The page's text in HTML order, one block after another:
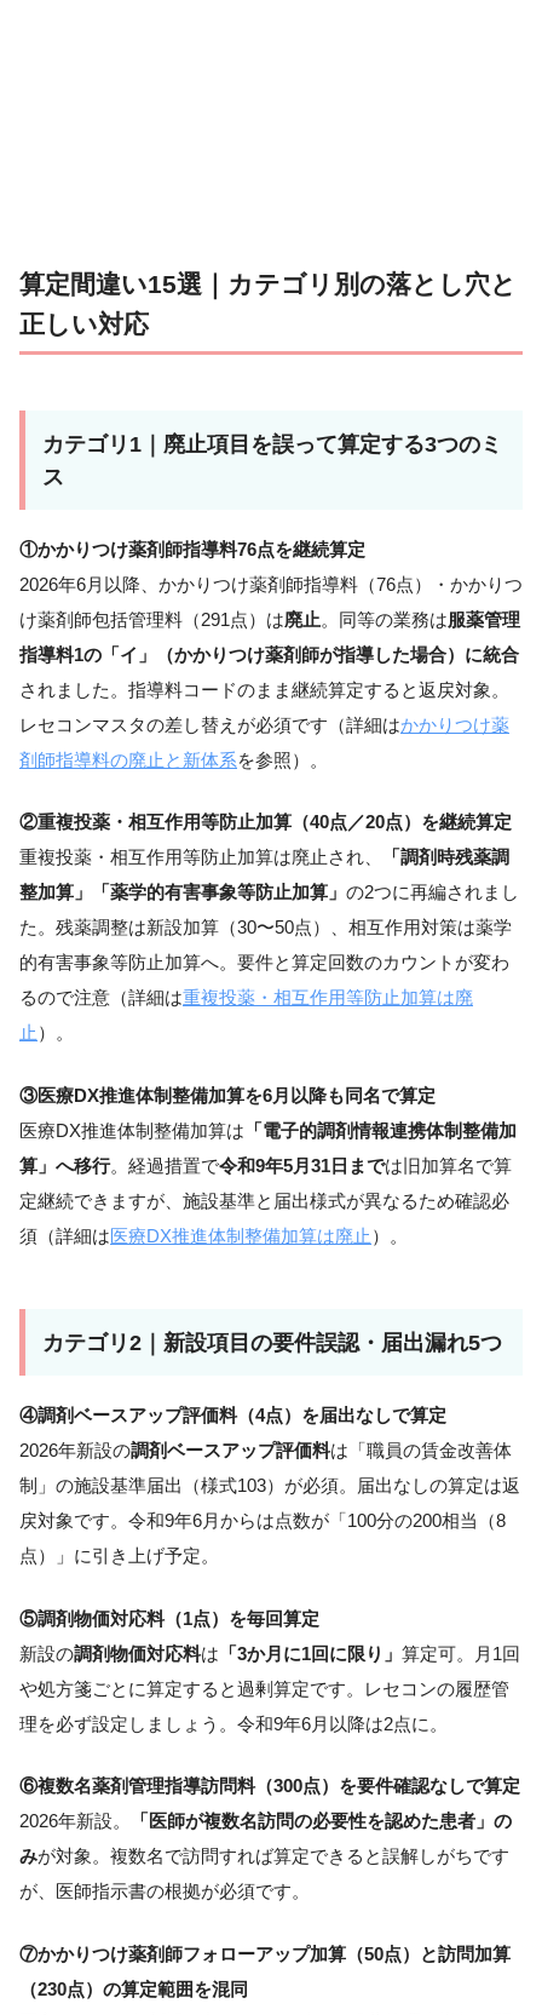
算定間違い15選｜カテゴリ別の落とし穴と
正しい対応
カテゴリ1｜廃止項目を誤って算定する3つのミ
ス
①かかりつけ薬剤師指導料76点を継続算定
2026年6月以降、かかりつけ薬剤師指導料（76点）・かかりつ
け薬剤師包括管理料（291点）は廃止。同等の業務は服薬管理
指導料1の「イ」（かかりつけ薬剤師が指導した場合）に統合
されました。指導料コードのまま継続算定すると返戻対象。
レセコンマスタの差し替えが必須です（詳細はかかりつけ薬
剤師指導料の廃止と新体系を参照）。
②重複投薬・相互作用等防止加算（40点／20点）を継続算定
重複投薬・相互作用等防止加算は廃止され、
「調剤時残薬調
整加算」「薬学的有害事象等防止加算」 の2つに再編されまし
た。残薬調整は新設加算（30〜50点）、相互作用対策は薬学
的有害事象等防止加算へ。要件と算定回数のカウントが変わ
るので注意（詳細は重複投薬・相互作用等防止加算は廃
止）。
③医療DX推進体制整備加算を6月以降も同名で算定
医療DX推進体制整備加算は 「電子的調剤情報連携体制整備加
算」へ移行。経過措置で令和9年5月31日までは旧加算名で算
定継続できますが、施設基準と届出様式が異なるため確認必
須（詳細は医療DX推進体制整備加算は廃止 ）。
カテゴリ2｜新設項目の要件誤認・届出漏れ5つ
④調剤ベースアップ評価料（4点）を届出なしで算定
2026年新設の調剤ベースアップ評価料は「職員の賃金改善体
制」の施設基準届出（様式103）が必須。届出なしの算定は返
戻対象です。令和9年6月からは点数が「100分の200相当（8
点）」に引き上げ予定。
⑤調剤物価対応料（1点）を毎回算定
新設の調剤物価対応料は 「3か月に1回に限り」 算定可。月1回
や処方箋ごとに算定すると過剰算定です。レセコンの履歴管
理を必ず設定しましょう。令和9年6月以降は2点に。
⑥複数名薬剤管理指導訪問料（300点）を要件確認なしで算定
2026年新設。
「医師が複数名訪問の必要性を認めた患者」の
みが対象。複数名で訪問すれば算定できると誤解しがちです
が、医師指示書の根拠が必須です。
⑦かかりつけ薬剤師フォローアップ加算（50点）と訪問加算
（230点）の算定範囲を混同